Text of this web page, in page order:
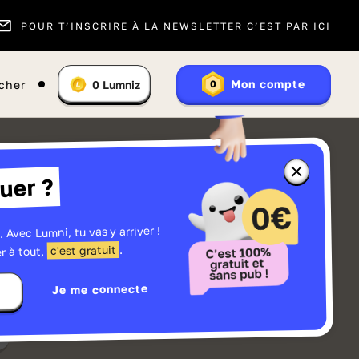
POUR T’INSCRIRE À LA NEWSLETTER C’EST PAR ICI
En
savoir
plus
les
Vous
:
0 Lumniz 0 Mon compte
Fermer
la
fenêtre
sur
Lumniz
?
Lumni, tu vas y arriver !
à tout, c'est gratuit .
Je me connecte